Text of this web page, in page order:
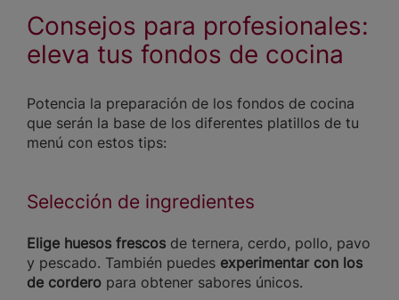
Consejos para profesionales:
eleva tus fondos de cocina
Potencia la preparación de los fondos de cocina
que serán la base de los diferentes platillos de tu
menú con estos tips:
Selección de ingredientes
Elige huesos frescos de ternera, cerdo, pollo, pavo
y pescado. También puedes experimentar con los
de cordero para obtener sabores únicos.